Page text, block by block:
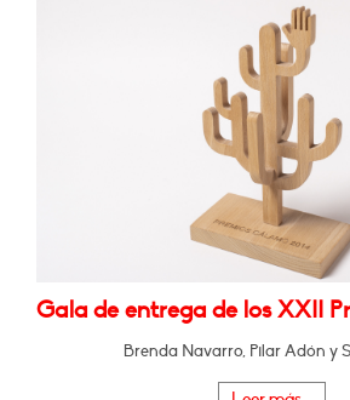
Gala de entrega de los XXII
Brenda Navarro, Pilar Adón y